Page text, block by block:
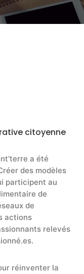
citoyenne
a été
des modèles
participent au
de
de
actions
relevés
réinventer la